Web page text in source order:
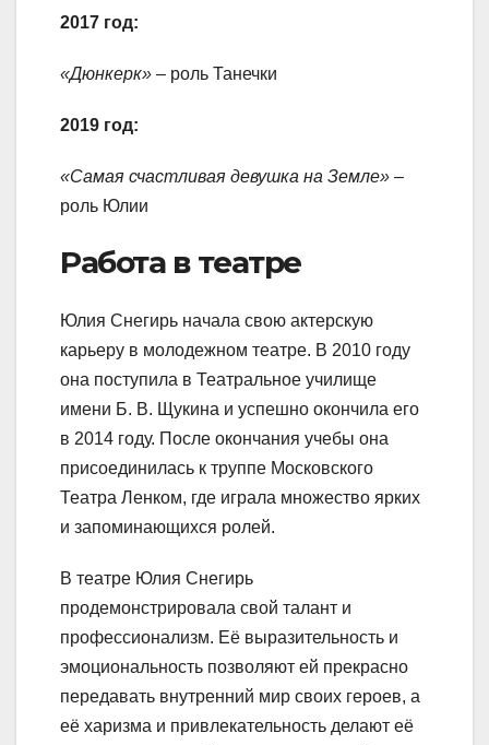
2017 год:
«Дюнкерк» – роль Танечки
2019 год:
«Самая счастливая девушка на Земле» –
роль Юлии
Работа в театре
Юлия Снегирь начала свою актерскую
карьеру в молодежном театре. В 2010 году
она поступила в Театральное училище
имени Б. В. Щукина и успешно окончила его
в 2014 году. После окончания учебы она
присоединилась к труппе Московского
Театра Ленком, где играла множество ярких
и запоминающихся ролей.
В театре Юлия Снегирь
продемонстрировала свой талант и
профессионализм. Её выразительность и
эмоциональность позволяют ей прекрасно
передавать внутренний мир своих героев, а
её харизма и привлекательность делают её